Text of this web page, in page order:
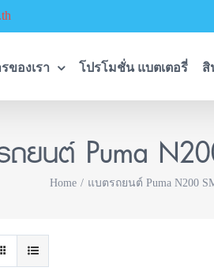
ของเรา โปรโมชั่น แบตเตอรี่ สิ
ถยนต์ Puma
Home แบตรถยนต์ Puma N200